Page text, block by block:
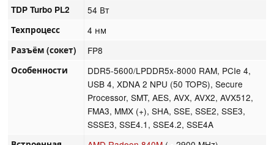
TDP Turbo PL2 54 Вт
Техпроцесс 4 нм
Разъём (сокет) FP8
Особенности
DDR5-5600/LPDDR5x-8000 RAM, PCIe 4,
USB 4, XDNA 2 NPU (50 TOPS), Secure
Processor, SMT, AES, AVX, AVX2, AVX512,
FMA3, MMX (+), SHA, SSE, SSE2, SSE3,
SSSE3, SSE4.1, SSE4.2, SSE4A